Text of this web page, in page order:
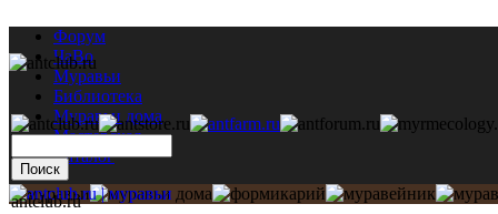
Форум
ЧаВо
Муравьи
Библиотека
Муравьи дома
Мастерская
Каталог
antclub.ru